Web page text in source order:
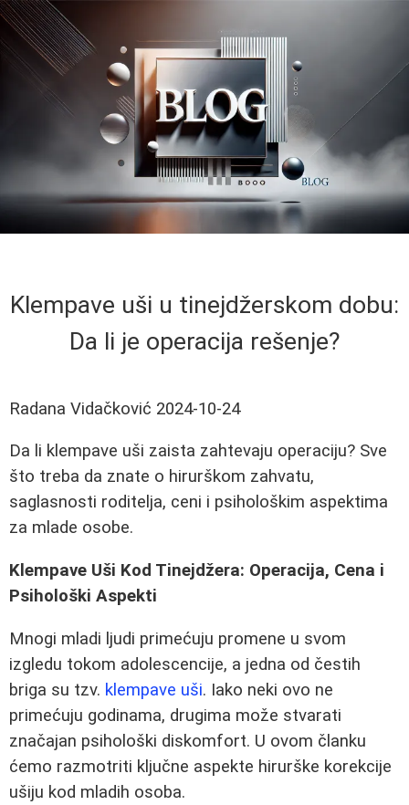
Klempave uši u tinejdžerskom dobu:
Da li je operacija rešenje?
Radana Vidačković 2024-10-24
Da li klempave uši zaista zahtevaju operaciju? Sve
što treba da znate o hirurškom zahvatu,
saglasnosti roditelja, ceni i psihološkim aspektima
za mlade osobe.
Klempave Uši Kod Tinejdžera: Operacija, Cena i
Psihološki Aspekti
Mnogi mladi ljudi primećuju promene u svom
izgledu tokom adolescencije, a jedna od čestih
briga su tzv. klempave uši. Iako neki ovo ne
primećuju godinama, drugima može stvarati
značajan psihološki diskomfort. U ovom članku
ćemo razmotriti ključne aspekte hirurške korekcije
ušiju kod mladih osoba.